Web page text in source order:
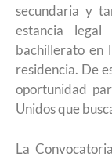
secundaria y
estancia
bachillerato en
residencia. De
oportunidad
Unidos que
La